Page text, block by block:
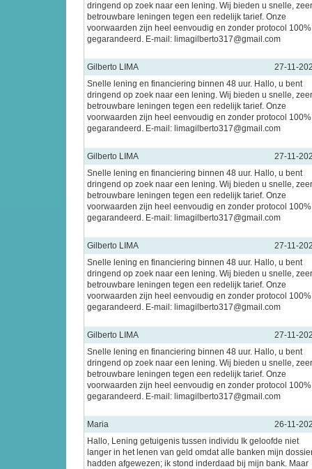
dringend op zoek naar een lening. Wij bieden u snelle, zeer
betrouwbare leningen tegen een redelijk tarief. Onze
voorwaarden zijn heel eenvoudig en zonder protocol 100%
gegarandeerd. E-mail: limagilberto317@gmail.com
Gilberto LIMA
27-11-
Snelle lening en financiering binnen 48 uur. Hallo, u bent
dringend op zoek naar een lening. Wij bieden u snelle, zeer
betrouwbare leningen tegen een redelijk tarief. Onze
voorwaarden zijn heel eenvoudig en zonder protocol 100%
gegarandeerd. E-mail: limagilberto317@gmail.com
Gilberto LIMA
27-11-
Snelle lening en financiering binnen 48 uur. Hallo, u bent
dringend op zoek naar een lening. Wij bieden u snelle, zeer
betrouwbare leningen tegen een redelijk tarief. Onze
voorwaarden zijn heel eenvoudig en zonder protocol 100%
gegarandeerd. E-mail: limagilberto317@gmail.com
Gilberto LIMA
27-11-
Snelle lening en financiering binnen 48 uur. Hallo, u bent
dringend op zoek naar een lening. Wij bieden u snelle, zeer
betrouwbare leningen tegen een redelijk tarief. Onze
voorwaarden zijn heel eenvoudig en zonder protocol 100%
gegarandeerd. E-mail: limagilberto317@gmail.com
Gilberto LIMA
27-11-
Snelle lening en financiering binnen 48 uur. Hallo, u bent
dringend op zoek naar een lening. Wij bieden u snelle, zeer
betrouwbare leningen tegen een redelijk tarief. Onze
voorwaarden zijn heel eenvoudig en zonder protocol 100%
gegarandeerd. E-mail: limagilberto317@gmail.com
Maria
26-11-
Hallo, Lening getuigenis tussen individu Ik geloofde niet
langer in het lenen van geld omdat alle banken mijn
hadden afgewezen; ik stond inderdaad bij mijn bank. Maar